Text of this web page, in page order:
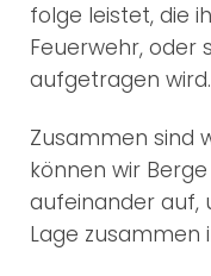
folge leistet, die
Feuerwehr, oder
aufgetragen wird.
Zusammen sind
können wir
aufeinander auf,
Lage zusammen